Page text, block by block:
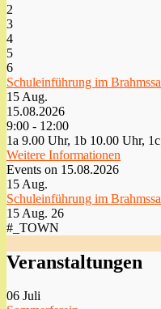
2
3
4
5
6
Schuleinführung im
15 Aug.
15.08.2026
9:00 - 12:00
1a 9.00 Uhr, 1b 10.00 Uhr,
Weitere Informationen
Events on 15.08.2026
15 Aug.
Schuleinführung im
15 Aug. 26
#_TOWN
Veranstaltungen
06 Juli